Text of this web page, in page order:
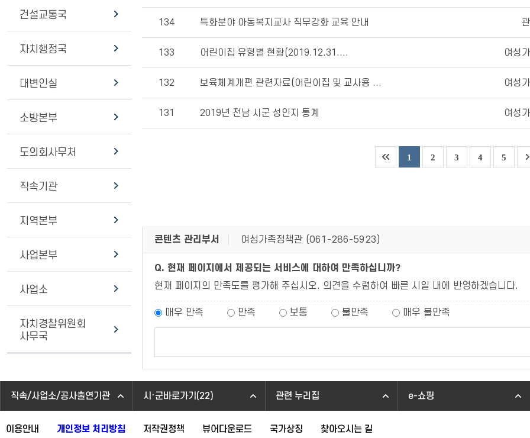
건설교통국
자치행정국
대변인실
소방본부
도의회사무처
직속기관
지역본부
사업본부
사업소
자치경찰위원회
사무국
134 특화분야 아동복지교사 직무강화 교육 안내
133 어린이집 유형별 현황(2019.12.31.... 여성
132 보육체계개편 관련자료(어린이집 및 교사용 ... 여성
131 2019년 전남 시군 성인지 통계 여성
1 2 3 4 5
콘텐츠 관리부서 여성가족정책관 (061-286-5923 )
Q. 현재 페이지에서 제공되는 서비스에 대하여 만족하십니까?
현재 페이지의 만족도를 평가해 주십시오. 의견을 수렴하여 빠른 시일 내에 반영하겠습니다.
매우 만족 만족 보통 불만족 매우 불만족
직속/사업소/공사출연기관 시·군바로가기(22) 관련 누리집 e-쇼핑
이용안내 개인정보 처리방침 저작권정책 뷰어다운로드 국가상징 찾아오시는 길